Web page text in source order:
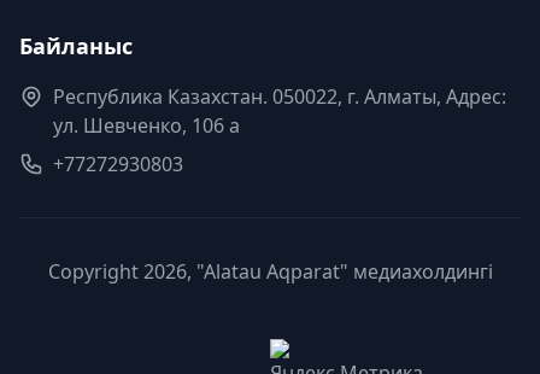
Байланыс
Республика Казахстан. 050022, г. Алматы, Адрес:
ул. Шевченко, 106 а
+77272930803
Copyright 2026, "Alatau Aqparat" медиахолдингі